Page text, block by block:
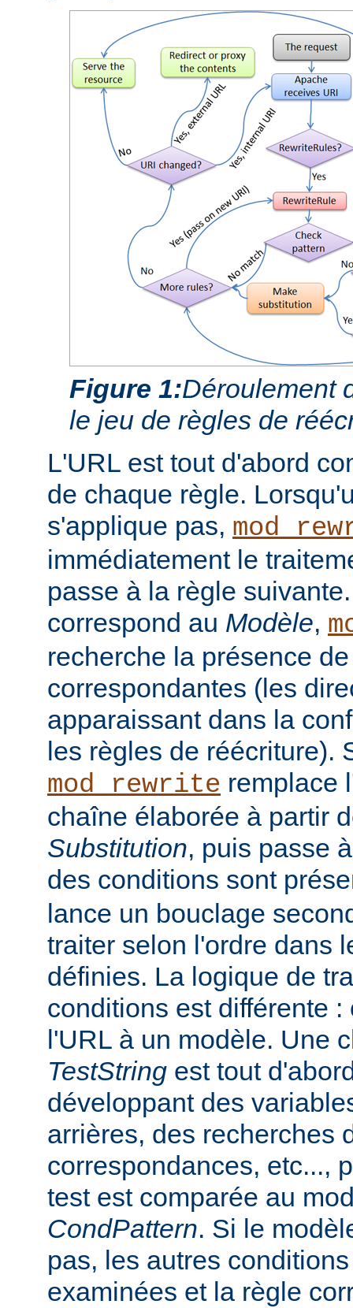
Figure 1:Déroulement
le jeu de règles de
L'URL est tout d'abord
de chaque règle.
s'applique pas,
immédiatement le
passe à la règle
correspond au Modèle,
recherche la présence
correspondantes (les
apparaissant dans la
les règles de réécriture).
mod_rewrite remplace
chaîne élaborée à partir
Substitution, puis passe
des conditions sont
lance un bouclage
traiter selon l'ordre dans
définies. La logique de
conditions est différente
l'URL à un modèle. Une
TestString est tout
développant des
arrières, des recherches
correspondances, etc...,
test est comparée au
CondPattern. Si le
pas, les autres
examinées et la règle